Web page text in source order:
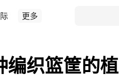
更多
编织篮筐的植